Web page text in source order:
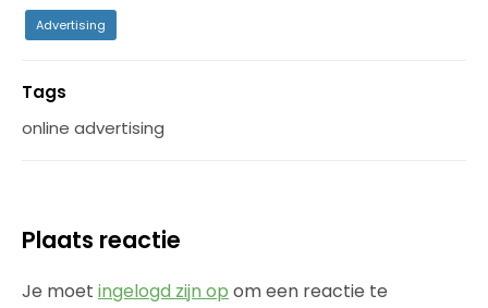
Advertising
Tags
online advertising
Plaats reactie
Je moet ingelogd zijn op om een reactie te